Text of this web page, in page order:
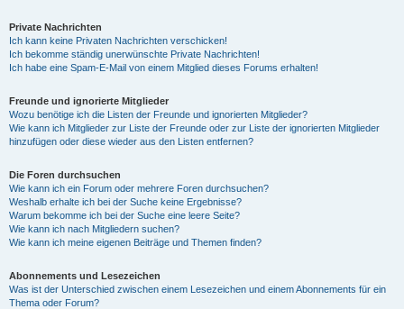
Private Nachrichten
Ich kann keine Privaten Nachrichten verschicken!
Ich bekomme ständig unerwünschte Private Nachrichten!
Ich habe eine Spam-E-Mail von einem Mitglied dieses Forums erhalten!
Freunde und ignorierte Mitglieder
Wozu benötige ich die Listen der Freunde und ignorierten Mitglieder?
Wie kann ich Mitglieder zur Liste der Freunde oder zur Liste der ignorierten Mitglieder
hinzufügen oder diese wieder aus den Listen entfernen?
Die Foren durchsuchen
Wie kann ich ein Forum oder mehrere Foren durchsuchen?
Weshalb erhalte ich bei der Suche keine Ergebnisse?
Warum bekomme ich bei der Suche eine leere Seite?
Wie kann ich nach Mitgliedern suchen?
Wie kann ich meine eigenen Beiträge und Themen finden?
Abonnements und Lesezeichen
Was ist der Unterschied zwischen einem Lesezeichen und einem Abonnements für ein
Thema oder Forum?